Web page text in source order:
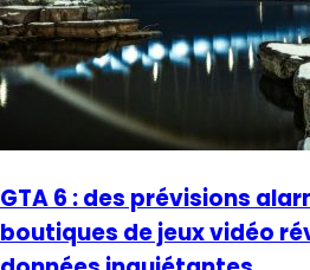
GTA 6 : des prévisions
boutiques de jeux vidéo